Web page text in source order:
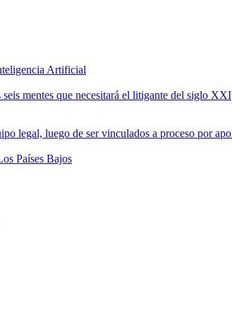
Artificial
mentes que necesitará el litigante del siglo XXI